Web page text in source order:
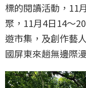
標的閱讀活動，11
聚，11月4日14～
遊市集，及創作藝
國屏東來趟無邊際